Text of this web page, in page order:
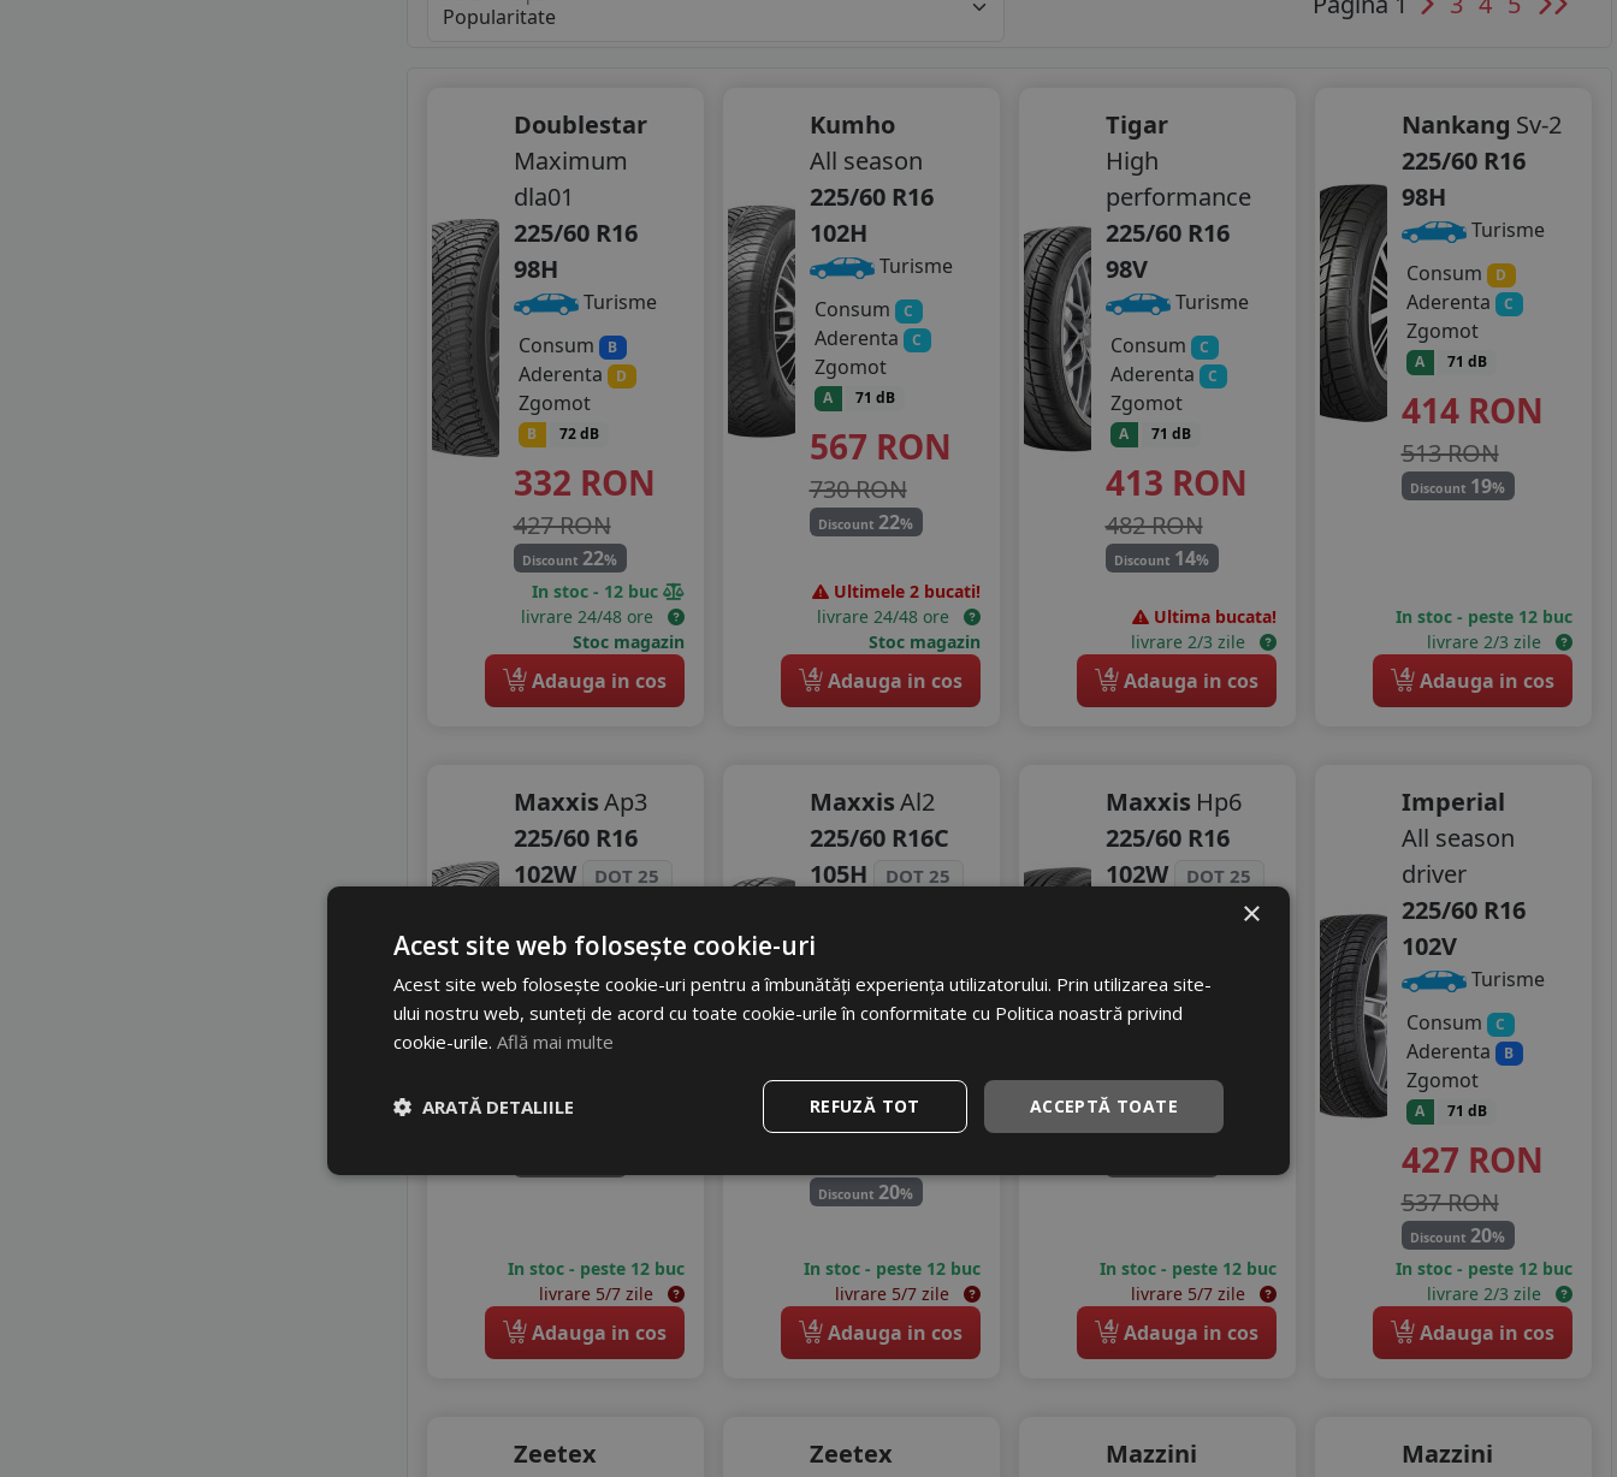
Doublestar
Maximum
dla01
225/60 R16
98H
Turisme
Consum
B
Aderenta D
Zgomot
B 72 dB
332 RON
427 RON
Discount 22%
In stoc - 12 buc
livrare 24/48 ore
Stoc magazin
4 Adauga in cos
Kumho
All season
225/60 R16
102H
Turisme
Consum
C
Aderenta C
Zgomot
A 71 dB
567 RON
730 RON
Discount 22%
Ultimele 2 bucati!
livrare 24/48 ore
Stoc magazin
4 Adauga in cos
Tigar
High
performance
225/60 R16
98V
Turisme
Consum
C
Aderenta C
Zgomot
A 71 dB
413 RON
482 RON
Discount 14%
Ultima bucata!
livrare 2/3 zile
4 Adauga in cos
Nankang Sv-2
225/60 R16
98H
Turisme
Consum
D
Aderenta C
Zgomot
A 71 dB
414 RON
513 RON
Discount 19%
In stoc - peste 12 buc
livrare 2/3 zile
4 Adauga in cos
MaxxisAp3
225/60 R16
102W
DOT 25
Consum C
Aderenta B
Zgomot
A 70 dB
In stoc - peste 12 buc
livrare 5/7 zile
4 Adauga in cos
MaxxisAl2
225/60 R16C
105H
DOT 25
Autoutilitare
Consum D
Aderenta B
648RON
Discount20%
In stoc - peste 12 buc
livrare 5/7 zile
4 Adauga in cos
Maxxis Hp6
225/60 R16
102W
DOT 25
Turisme
Aderenta
Zgomot
509RON
656 RON
In stoc - peste 12 buc
livrare 5/7 zile
4 Adauga in cos
Imperial
All season
driver
225/60 R16
102V
Turisme
Consum
C
Aderenta B
Zgomot
A 71 dB
427 RON
537 RON
Discount 20%
In stoc - peste 12 buc
livrare 2/3 zile
4 Adauga in cos
Zeetex
Zeetex
Mazzini
Mazzini
×
Acest site web folosește cookie-uri
Acest site web folosește cookie-uri pentru a îmbunătăți experiența utilizatorului. Prin utilizarea site-
ului nostru web, sunteți de acord cu toate cookie-urile în conformitate cu Politica noastră privind
cookie-urile. Află mai multe
ACCEPTĂ TOATE
REFUZĂ TOT
ARATĂ DETALIILE